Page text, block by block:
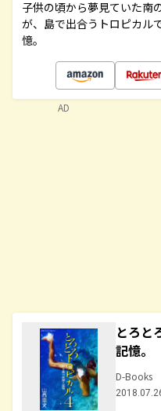
子供の頃から夢見ていた南
が、島で出合うトロピカル
憶。
とろと
記憶
D-Books
AD